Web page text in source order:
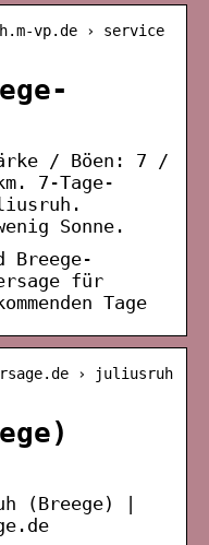
vp.de › service
/ Böen: 7 /
7-Tage-
Sonne.
Breege-
für
Tage
› juliusruh
(Breege) |